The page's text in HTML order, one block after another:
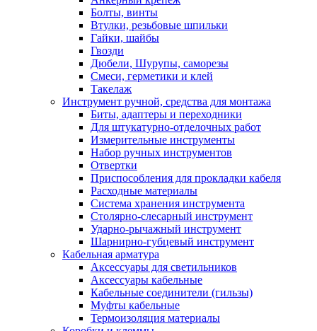
Болты, винты
Втулки, резьбовые шпильки
Гайки, шайбы
Гвозди
Дюбели, Шурупы, саморезы
Смеси, герметики и клей
Такелаж
Инструмент ручной, средства для монтажа
Биты, адаптеры и переходники
Для штукатурно-отделочных работ
Измерительные инструменты
Набор ручных инструментов
Отвертки
Приспособления для прокладки кабеля
Расходные материалы
Система хранения инструмента
Столярно-слесарный инструмент
Ударно-рычажный инструмент
Шарнирно-губцевый инструмент
Кабельная арматура
Аксессуары для светильников
Аксессуары кабельные
Кабельные соединители (гильзы)
Муфты кабельные
Термоизоляция материалы